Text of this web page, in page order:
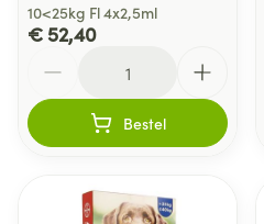
10<25kg Fl 4x2,5ml
€ 52,40
Bestel